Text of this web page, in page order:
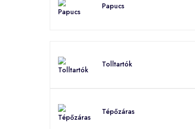
Papucs
Tolltartók
Tépőzáras